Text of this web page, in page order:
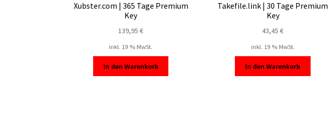
Xubster.com | 365 Tage Premium
Key
139,95€
inkl. 19 % MwSt.
In den Warenkorb
Takefile.link | 30 Tage Premium
Key
43,45€
inkl. 19 % MwSt.
In den Warenkorb